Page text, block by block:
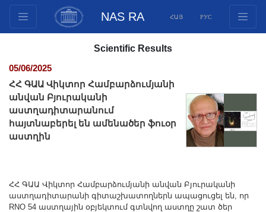
NAS RA ՀԱՅ РУС
Innovation Proposals
Publications
Funds
International cooperation
Youth programs
Scientific Results
05/06/2025
ՀՀ ԳԱԱ Վիկտոր Համբարձումյանի
անվան Բյուրականի
աստղադիտարանում
հայտնաբերել են ամենածեր ֆուօր
աստղին
ՀՀ ԳԱԱ Վիկտոր Համբարձումյանի անվան Բյուրականի
աստղադիտարանի գիտաշխատողներն ապացուցել են, որ
RNO 54 աստղային օբյեկտում գտնվող աստղը շատ ծեր